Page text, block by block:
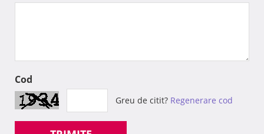
Cod
Greu de citit? Regenerare cod